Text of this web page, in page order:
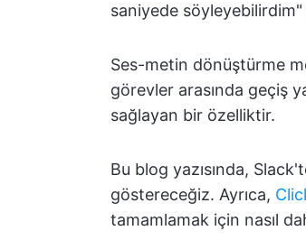
saniyede söyleyebilirdim"
Ses-metin dönüştürme
görevler arasında geçiş
sağlayan bir özelliktir.
Bu blog yazısında,
göstereceğiz. Ayrıca,
tamamlamak için nasıl